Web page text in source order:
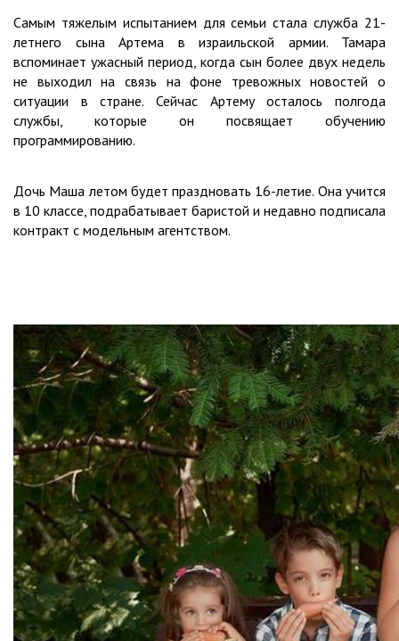
Самым тяжелым испытанием для семьи стала служба 21-
летнего сына Артема в израильской армии. Тамара
вспоминает ужасный период, когда сын более двух недель
не выходил на связь на фоне тревожных новостей о
ситуации в стране. Сейчас Артему осталось полгода
службы, которые он посвящает обучению
программированию.
Дочь Маша летом будет праздновать 16-летие. Она учится
в 10 классе, подрабатывает баристой и недавно подписала
контракт с модельным агентством.